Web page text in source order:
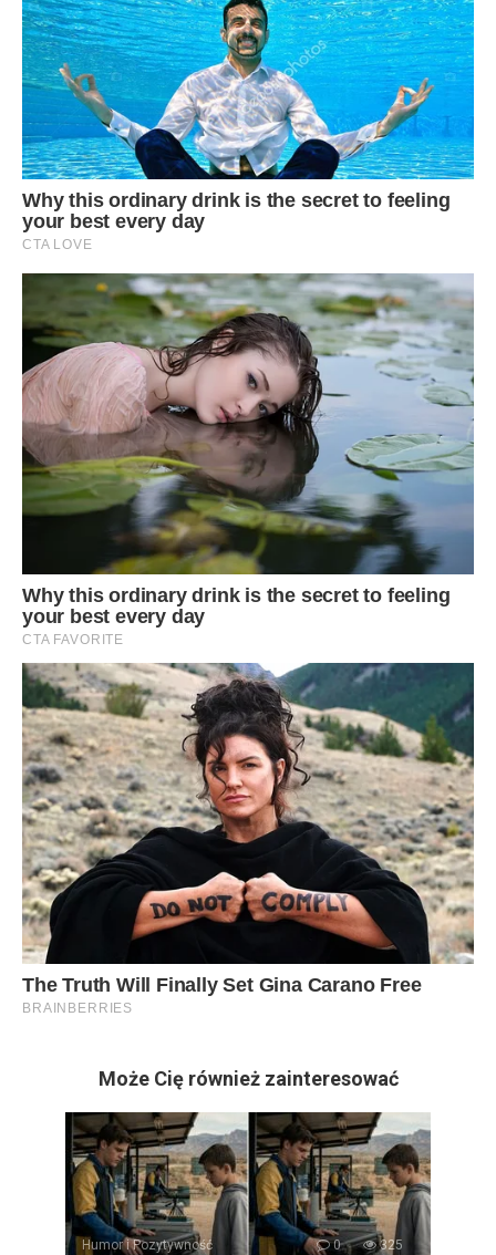
Może Cię również zainteresować
Humor i Pozytywność 0 325